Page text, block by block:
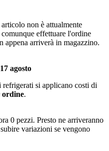
non è attualmente
effettuare l'ordine
appena arriverà in magazzino.
agosto
refrigerati si applicano costi di
ordine.
0 pezzi. Presto ne arriveranno
variazioni se vengono